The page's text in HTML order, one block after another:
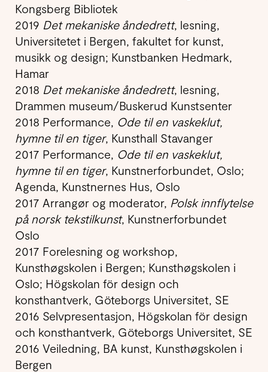
Kongsberg Bibliotek
2019 Det mekaniske åndedrett, lesning,
Universitetet i Bergen, fakultet for kunst,
musikk og design; Kunstbanken Hedmark,
Hamar
2018 Det mekaniske åndedrett, lesning,
Drammen museum/Buskerud Kunstsenter
2018 Performance, Ode til en vaskeklut,
hymne til en tiger, Kunsthall Stavanger
2017 Performance, Ode til en vaskeklut,
hymne til en tiger, Kunstnerforbundet, Oslo;
Agenda, Kunstnernes Hus, Oslo
2017 Arrangør og moderator, Polsk innflytelse
på norsk tekstilkunst, Kunstnerforbundet
Oslo
2017 Forelesning og workshop,
Kunsthøgskolen i Bergen; Kunsthøgskolen i
Oslo; Högskolan för design och
konsthantverk, Göteborgs Universitet, SE
2016 Selvpresentasjon, Högskolan för design
och konsthantverk, Göteborgs Universitet, SE
2016 Veiledning, BA kunst, Kunsthøgskolen i
Bergen